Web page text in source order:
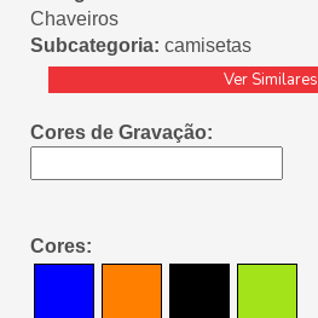
Chaveiros
Subcategoria: camisetas
Ver Similares
Cores de Gravação:
Cores: